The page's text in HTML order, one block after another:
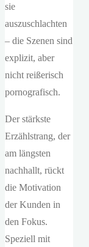
sie
auszuschlachten
– die Szenen sind
explizit, aber
nicht reißerisch
pornografisch.
Der stärkste
Erzählstrang, der
am längsten
nachhallt, rückt
die Motivation
der Kunden in
den Fokus.
Speziell mit